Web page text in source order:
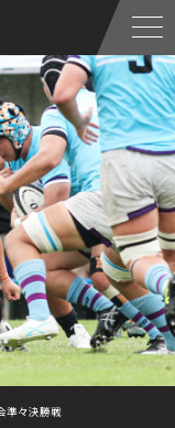
準々決勝戦